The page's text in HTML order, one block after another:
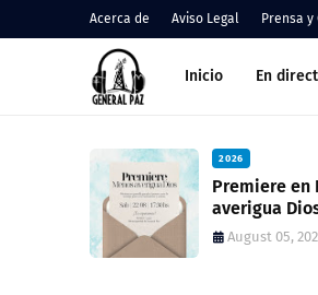
Acerca de Aviso Legal Prensa y
Inicio En
2026
Cáritas
de la
nueva
August 05,